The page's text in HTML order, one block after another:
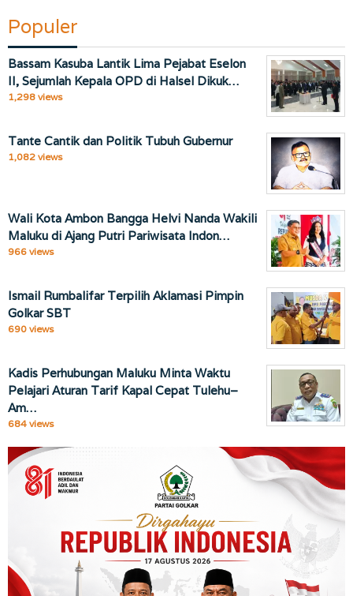
Populer
Bassam Kasuba Lantik Lima Pejabat Eselon
II, Sejumlah Kepala OPD di Halsel Dikuk…
1,298 views
Tante Cantik dan Politik Tubuh Gubernur
1,082 views
Wali Kota Ambon Bangga Helvi Nanda Wakili
Maluku di Ajang Putri Pariwisata Indon…
966 views
Ismail Rumbalifar Terpilih Aklamasi Pimpin
Golkar SBT
690 views
Kadis Perhubungan Maluku Minta Waktu
Pelajari Aturan Tarif Kapal Cepat Tulehu–
Am…
684 views